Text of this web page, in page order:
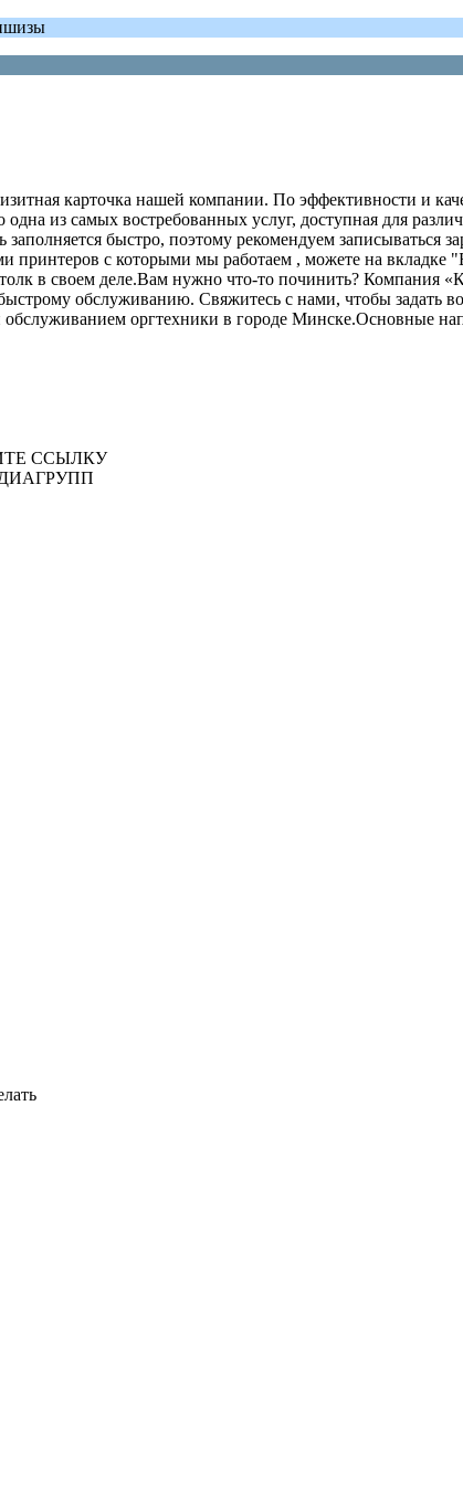
карточка нашей компании. По эффективности и
одна из самых востребованных услуг, доступная для
быстро, поэтому рекомендуем записываться
принтеров с которыми мы работаем , можете на
толк в своем деле.Вам нужно что-то починить?
обслуживанию. Свяжитесь с нами, чтобы задать
оргтехники в городе Минске.Основные
ССЫЛКУ